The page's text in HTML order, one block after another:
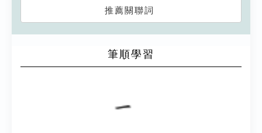
推薦關聯詞
筆順學習